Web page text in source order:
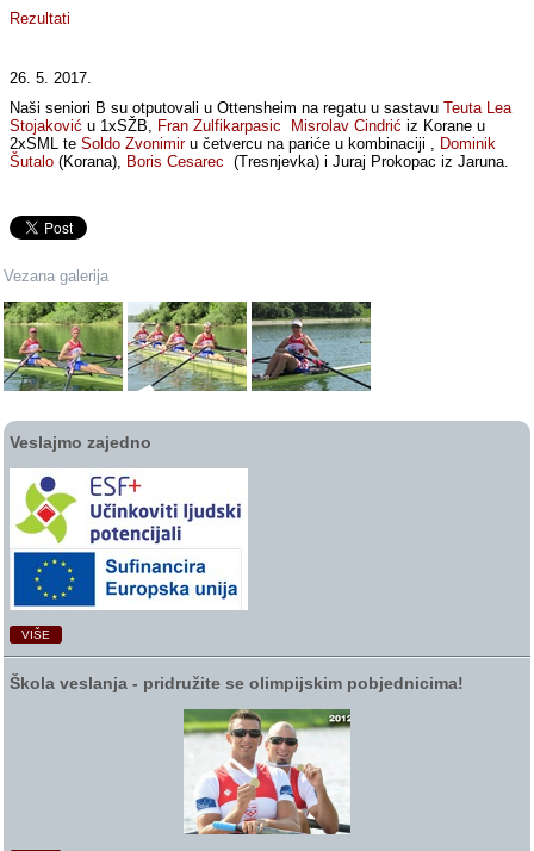
Rezultati
26. 5. 2017.
Naši seniori B su otputovali u Ottensheim na regatu u sastavuTeuta Lea
Stojaković u 1xSŽB, Fran Zulfikarpasic Misrolav Cindrić iz Korane u
2xSML teSoldo Zvonimiru četvercu na pariće u kombinaciji , Dominik
Šutalo (Korana), Boris Cesarec (Tresnjevka) i Juraj Prokopac iz Jaruna.
Vezana galerija
Veslajmo zajedno
VIŠE
Škola veslanja ‑ pridružite se olimpijskim pobjednicima!